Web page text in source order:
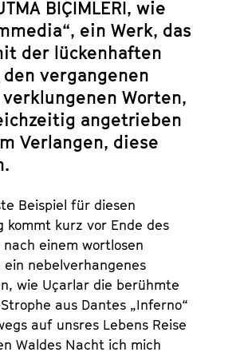
BIÇIMLERI, wie
ein Werk, das
der lückenhaften
vergangenen
Worten,
angetrieben
Verlangen, diese
Beispiel für diesen
kommt kurz vor Ende des
nach einem wortlosen
nebelverhangenes
wie Uçarlar die berühmte
aus Dantes „Inferno“
auf unsres Lebens Reise
Waldes Nacht ich mich